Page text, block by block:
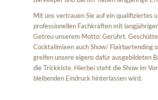
Mit uns vertrauen Sie auf ein qualifiziertes
professionellen Fachkräften mit
Getreu unserem Motto: Gerührt.
Cocktailmixen auch Show/ Flairbartending
greifen unsere eigens dafür ausgebildeten
die Trickkiste. Hierbei steht die Show im
bleibenden Eindruck hinterlassen wird.